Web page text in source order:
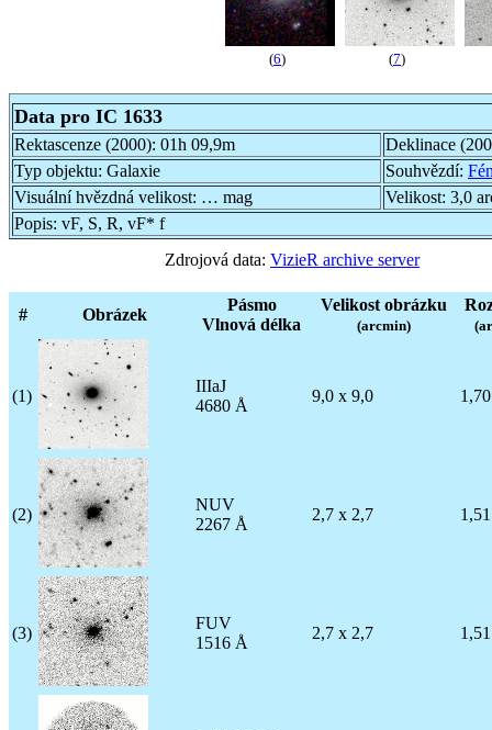
(6) (7)
Data pro IC 1633
Rektascenze (2000): 01h 09,9m
Deklinace
Typ objektu: Galaxie Souhvězdí:
Visuální hvězdná velikost: … mag Velikost: 3,0
Popis: vF, S, R, vF* f
Zdrojová data: VizieR archive server
# Obrázek
Pásmo
Vlnová délka
Velikost obrázku
(arcmin)
(1)
IIIaJ
4680 Å
9,0 x 9,0 1,70
(2)
NUV
2267 Å
2,7 x 2,7 1,51
(3)
FUV
1516 Å
2,7 x 2,7 1,51